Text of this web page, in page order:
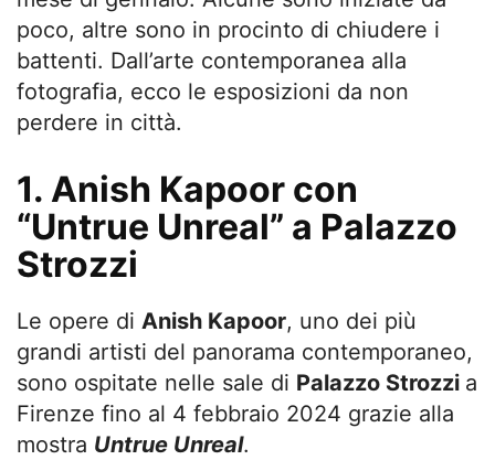
poco, altre sono in procinto di chiudere i
battenti. Dall’arte contemporanea alla
fotografia, ecco le esposizioni da non
perdere in città.
1. Anish Kapoor con
“Untrue Unreal” a Palazzo
Strozzi
Le opere di Anish Kapoor, uno dei più
grandi artisti del panorama contemporaneo,
sono ospitate nelle sale di Palazzo Strozzi a
Firenze fino al 4 febbraio 2024 grazie alla
mostra Untrue Unreal.